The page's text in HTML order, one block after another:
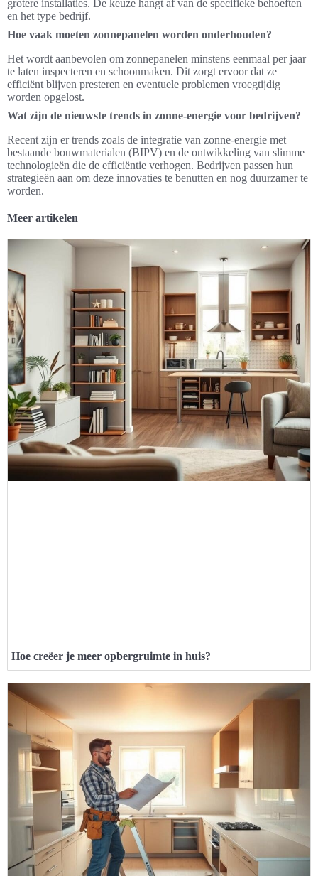
grotere installaties. De keuze hangt af van de specifieke behoeften
en het type bedrijf.
Hoe vaak moeten zonnepanelen worden onderhouden?
Het wordt aanbevolen om zonnepanelen minstens eenmaal per jaar
te laten inspecteren en schoonmaken. Dit zorgt ervoor dat ze
efficiënt blijven presteren en eventuele problemen vroegtijdig
worden opgelost.
Wat zijn de nieuwste trends in zonne-energie voor bedrijven?
Recent zijn er trends zoals de integratie van zonne-energie met
bestaande bouwmaterialen (BIPV) en de ontwikkeling van slimme
technologieën die de efficiëntie verhogen. Bedrijven passen hun
strategieën aan om deze innovaties te benutten en nog duurzamer te
worden.
Meer artikelen
Hoe creëer je meer opbergruimte in huis?